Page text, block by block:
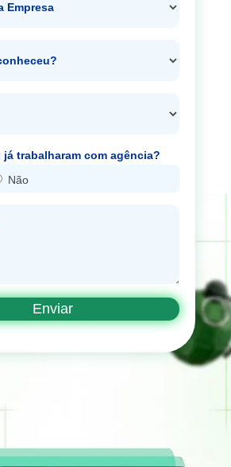
Empresa
já trabalharam com agência?
Não